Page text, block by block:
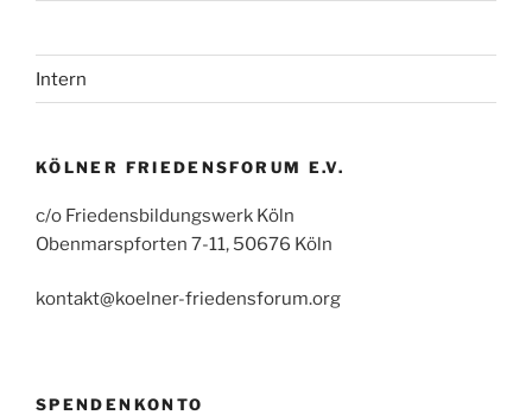
Intern
KÖLNER FRIEDENSFORUM E.V.
c/o Friedensbildungswerk Köln
Obenmarspforten 7-11, 50676 Köln
kontakt@koelner-friedensforum.org
SPENDENKONTO